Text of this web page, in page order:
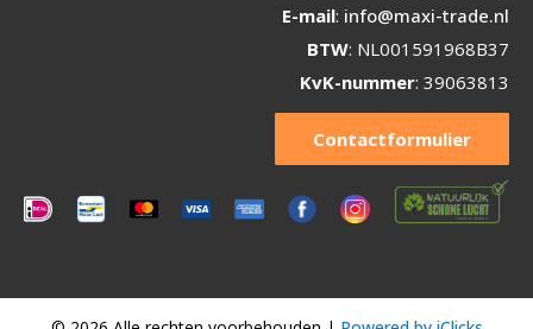
E-mail: info@maxi-trade.nl
BTW: NL001591968B37
KvK-nummer: 39063813
Contactformulier